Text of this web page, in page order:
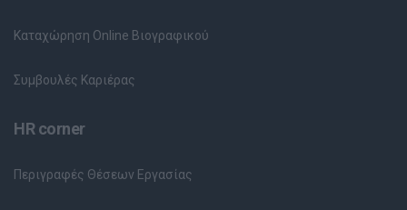
Καταχώρηση Online Βιογραφικού
Συμβουλές Καριέρας
HR corner
Περιγραφές Θέσεων Εργασίας